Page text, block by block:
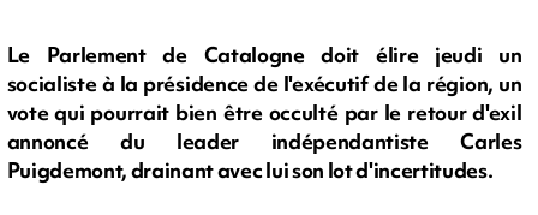
Le Parlement de Catalogne doit élire jeudi un
socialiste à la présidence de l'exécutif de la région, un
vote qui pourrait bien être occulté par le retour d'exil
annoncé du leader indépendantiste Carles
Puigdemont, drainant avec lui son lot d'incertitudes.